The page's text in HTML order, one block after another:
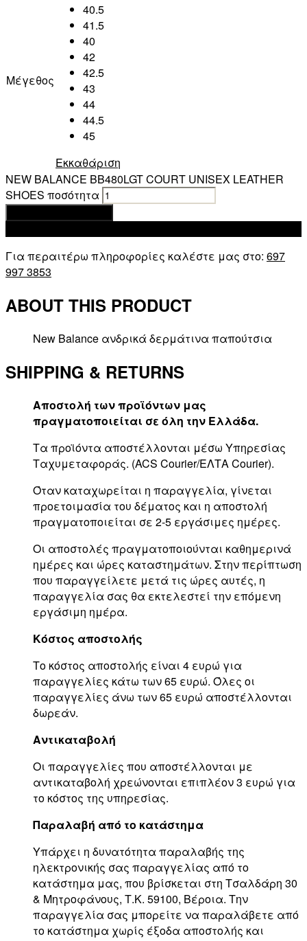
Μέγεθος
40.5
41.5
40
42
42.5
43
44
44.5
45
Εκκαθάριση
NEW BALANCE BB480LGT COURT UNISEX LEATHER
SHOES ποσότητα
Για περαιτέρω πληροφορίες καλέστε μας στο: 697
997 3853
ABOUT THIS PRODUCT
New Balance ανδρικά δερμάτινα παπούτσια
SHIPPING & RETURNS
Αποστολή των προϊόντων μας
πραγματοποιείται σε όλη την Ελλάδα.
Τα προϊόντα αποστέλλονται μέσω Υπηρεσίας
Ταχυμεταφοράς. (ACS Courier/ΕΛΤΑ Courier).
Όταν καταχωρείται η παραγγελία, γίνεται
προετοιμασία του δέματος και η αποστολή
πραγματοποιείται σε 2-5 εργάσιμες ημέρες.
Οι αποστολές πραγματοποιούνται καθημερινά
ημέρες και ώρες καταστημάτων. Στην περίπτωση
που παραγγείλετε μετά τις ώρες αυτές, η
παραγγελία σας θα εκτελεστεί την επόμενη
εργάσιμη ημέρα.
Κόστος αποστολής
Το κόστος αποστολής είναι 4 ευρώ για
παραγγελίες κάτω των 65 ευρώ. Όλες οι
παραγγελίες άνω των 65 ευρώ αποστέλλονται
δωρεάν.
Αντικαταβολή
Οι παραγγελίες που αποστέλλονται με
αντικαταβολή χρεώνονται επιπλέον 3 ευρώ για
το κόστος της υπηρεσίας.
Παραλαβή από το κατάστημα
Υπάρχει η δυνατότητα παραλαβής της
ηλεκτρονικής σας παραγγελίας από το
κατάστημα μας, που βρίσκεται στη Τσαλδάρη 30
& Μητροφάνους, Τ.Κ. 59100, Βέροια. Την
παραγγελία σας μπορείτε να παραλάβετε από
το κατάστημα χωρίς έξοδα αποστολής και